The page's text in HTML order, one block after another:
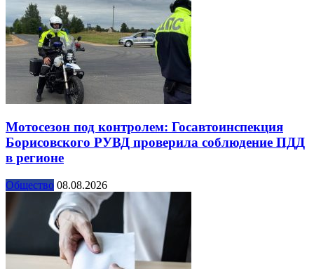
Мотосезон под контролем: Госавтоинспекция
Борисовского РУВД проверила соблюдение ПДД
в регионе
Общество 08.08.2026